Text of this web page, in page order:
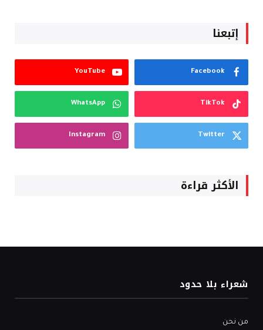
إتبعنا
Facebook
YouTube
TikTok
WhatsApp
Twitter
Instagram
الأكثر قراءة
شعراء بلا حدود
من نحن